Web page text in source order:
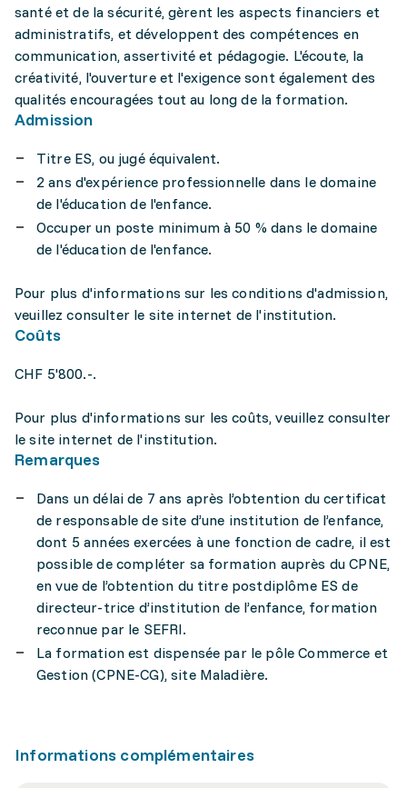
santé et de la sécurité, gèrent les aspects financiers et
administratifs, et développent des compétences en
communication, assertivité et pédagogie. L'écoute, la
créativité, l'ouverture et l'exigence sont également des
qualités encouragées tout au long de la formation.
Admission
Titre ES, ou jugé équivalent.
2 ans d'expérience professionnelle dans le domaine
de l'éducation de l'enfance.
Occuper un poste minimum à 50 % dans le domaine
de l'éducation de l'enfance.
Pour plus d'informations sur les conditions d'admission,
veuillez consulter le site internet de l'institution.
Coûts
CHF 5'800.-.
Pour plus d'informations sur les coûts, veuillez consulter
le site internet de l'institution.
Remarques
Dans un délai de 7 ans après l’obtention du certificat
de responsable de site d’une institution de l’enfance,
dont 5 années exercées à une fonction de cadre, il est
possible de compléter sa formation auprès du CPNE,
en vue de l’obtention du titre postdiplôme ES de
directeur-trice d’institution de l’enfance, formation
reconnue par le SEFRI.
La formation est dispensée par le pôle Commerce et
Gestion (CPNE-CG), site Maladière.
Informations complémentaires